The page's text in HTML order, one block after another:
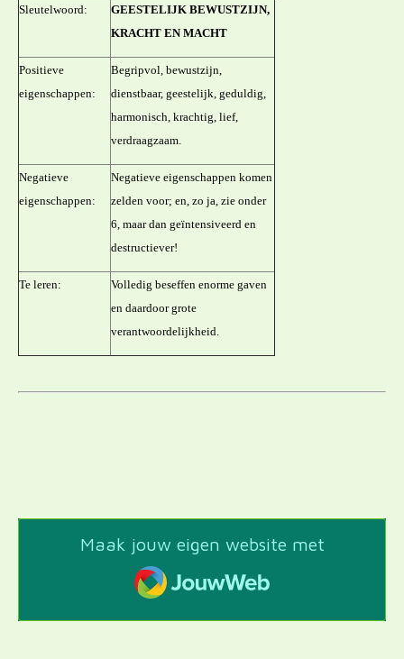
Sleutelwoord:
GEESTELIJK BEWUSTZIJN,
KRACHT EN MACHT
Positieve
eigenschappen:
Begripvol, bewustzijn,
dienstbaar, geestelijk, geduldig,
harmonisch, krachtig, lief,
verdraagzaam.
Negatieve
eigenschappen:
Negatieve eigenschappen komen
zelden voor; en, zo ja, zie onder
6, maar dan geïntensiveerd en
destructiever!
Te leren:
Volledig beseffen enorme gaven
en daardoor grote
verantwoordelijkheid.
Maak jouw eigen website met
JouwWeb